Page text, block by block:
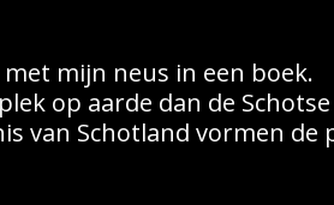
mijn neus in een boek.
op aarde dan de
van Schotland vormen de